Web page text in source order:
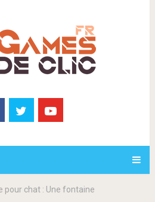
pour chat : Une fontaine